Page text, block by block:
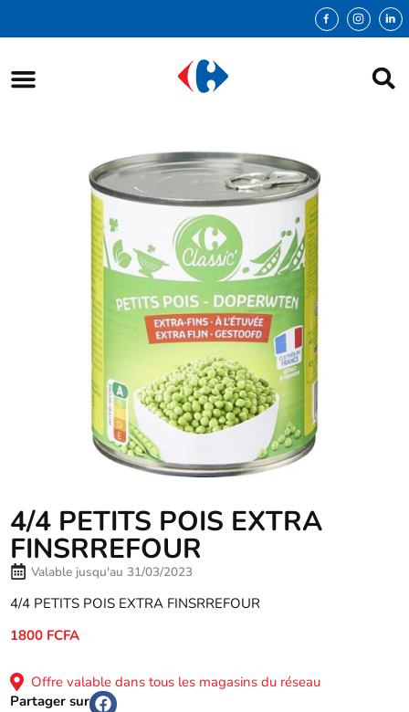
4/4 PETITS POIS EXTRA
FINSRREFOUR
Valable jusqu'au 31/03/2023
4/4 PETITS POIS EXTRA FINSRREFOUR
1800 FCFA
Offre valable dans tous les magasins du réseau
Partager sur